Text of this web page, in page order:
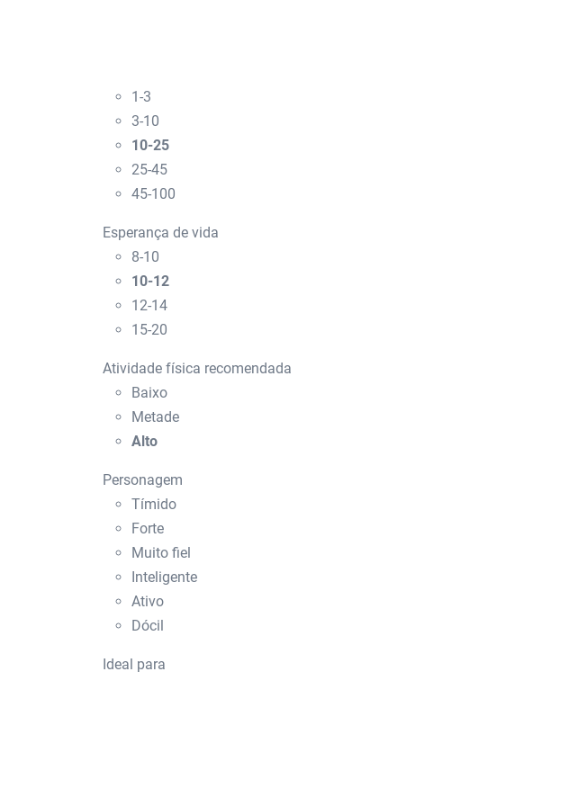
1-3
3-10
10-25
25-45
45-100
Esperança de vida
8-10
10-12
12-14
15-20
Atividade física recomendada
Baixo
Metade
Alto
Personagem
Tímido
Forte
Muito fiel
Inteligente
Ativo
Dócil
Ideal para